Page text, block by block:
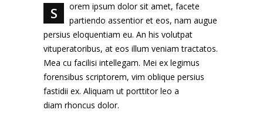
S
orem ipsum dolor sit amet, facete
partiendo assentior et eos, nam augue
persius eloquentiam eu. An his volutpat
vituperatoribus, at eos illum veniam tractatos.
Mea cu facilisi intellegam. Mei ex legimus
forensibus scriptorem, vim oblique persius
fastidii ex. Aliquam ut porttitor leo a
diam rhoncus dolor.